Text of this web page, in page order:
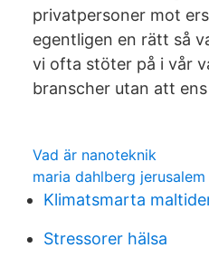
privatpersoner mot
egentligen en rätt så
vi ofta stöter på i vår
branscher utan att
Vad är nanoteknik
maria dahlberg jerusalem
Klimatsmarta
Stressorer hälsa